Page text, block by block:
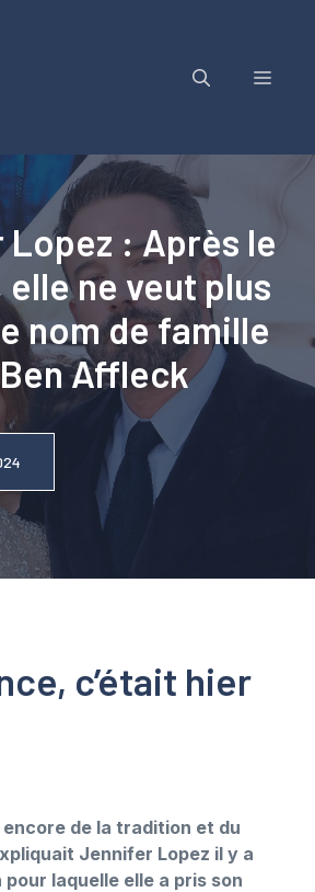
Menu
: Après le
ne veut plus
nom de famille
Affleck
c’était hier
encore de la tradition et du
Jennifer Lopez il y a
laquelle elle a pris son